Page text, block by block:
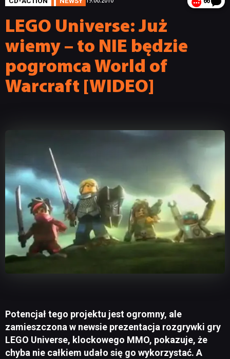
LEGO Universe: Już
wiemy – to NIE będzie
pogromca World of
Warcraft [WIDEO]
Potencjał tego projektu jest ogromny, ale
zamieszczona w newsie prezentacja rozgrywki gry
LEGO Universe, klockowego MMO, pokazuje, że
chyba nie całkiem udało się go wykorzystać. A